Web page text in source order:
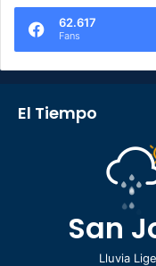
62.617
Fans
El Tiempo
San
Lluvia